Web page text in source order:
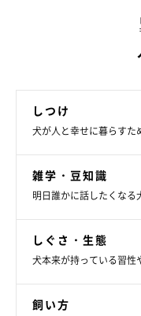
しつけ
犬が人と幸せに暮らすた
雑学・豆知識
明日誰かに話したくなる
しぐさ・生態
犬本来が持っている習性
飼い方